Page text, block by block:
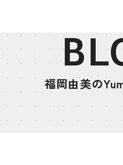
福岡由美の